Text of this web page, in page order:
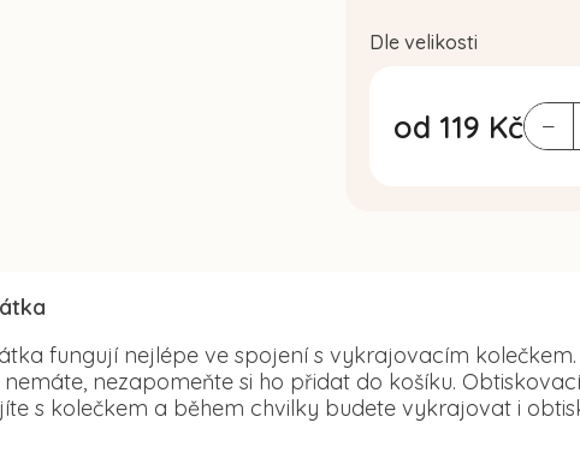
od 119 Kč
Dle velikosti
fungují nejlépe ve spojení s vykrajovacím kolečkem.
nezapomeňte si ho přidat do košíku.
s kolečkem a během chvilky budete vykrajovat i